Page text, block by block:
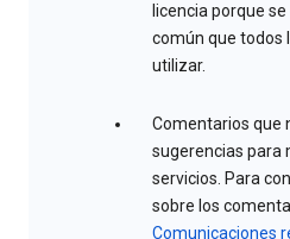
licencia porque
común que todos
utilizar.
Comentarios que
sugerencias para
servicios. Para
sobre los
Comunicaciones